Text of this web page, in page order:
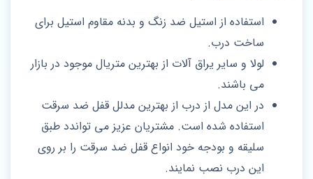
استفاده از استیل ضد زنگ و بدنه مقاوم استیل برای
ساخت درب.
لولا و سایر یراق آلات از بهترین متریال موجود در بازار
می باشند.
در این مدل از درب از بهترین مدلل قفل ضد سرقت
استفاده شده است. مشتریان عزیز می تواندد طبق
سلیقه و بودجه خود انواع قفل ضد سرقت را بر روی
این درب نصب نمایند.